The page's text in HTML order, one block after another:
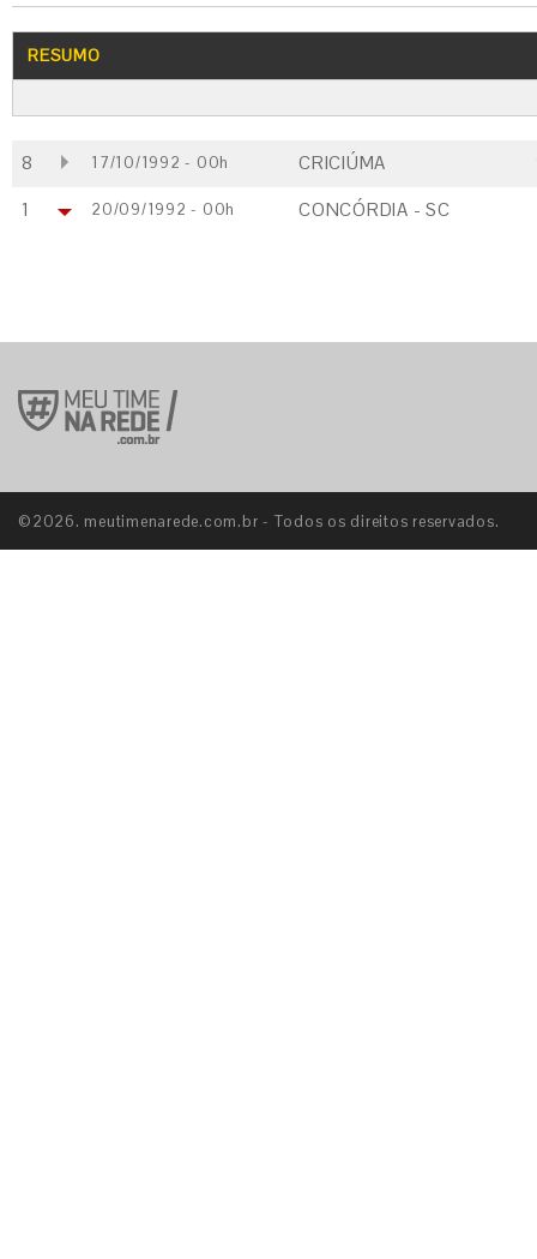
RESUMO
8 17/10/1992 - 00h CRICIÚMA
1
20/09/1992 - 00h CONCÓRDIA - SC
©2026. meutimenarede.com.br - Todos os direitos reservados.